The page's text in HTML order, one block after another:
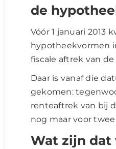
de
Vóór 1 januari 2013
hypotheekvormen
fiscale aftrek van
Daar is vanaf die
gekomen:
renteaftrek van bij
nog maar voor
Wat zijn dat